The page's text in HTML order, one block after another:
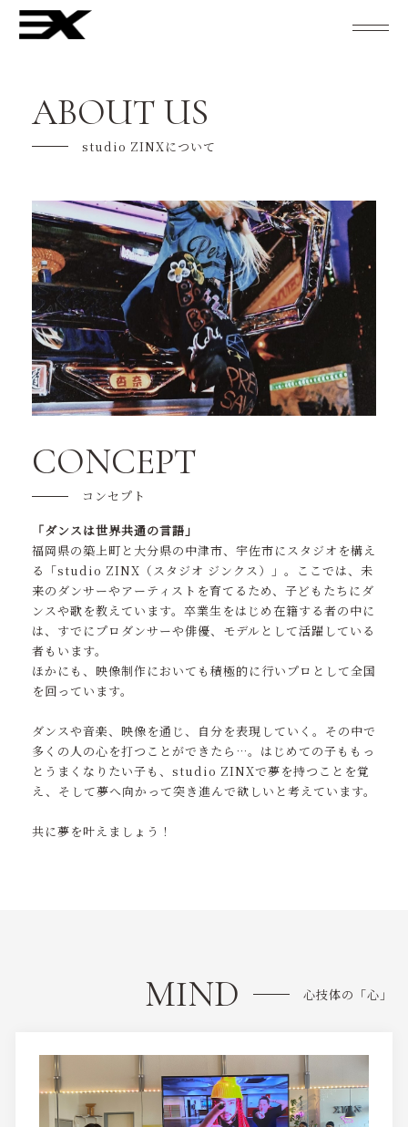
ご利用の流れ
よくあるご質問
インストラクター紹介
スケジュール
KENTO MORIとZINX
コンテンツ
お問い合わせ
tel. 0930-56-2021
受付時間 18:30～22:00
ABOUT US
studio ZINXについて
CONCEPT
コンセプト
「ダンスは世界共通の言語」
福岡県の築上町と大分県の中津市、宇佐市にスタジオを構え
る「studio ZINX（スタジオ ジンクス）」。ここでは、未
来のダンサーやアーティストを育てるため、子どもたちにダ
ンスや歌を教えています。卒業生をはじめ在籍する者の中に
は、すでにプロダンサーや俳優、モデルとして活躍している
者もいます。
ほかにも、映像制作においても積極的に行いプロとして全国
を回っています。
ダンスや音楽、映像を通じ、自分を表現していく。その中で
多くの人の心を打つことができたら…。はじめての子ももっ
とうまくなりたい子も、studio ZINXで夢を持つことを覚
え、そして夢へ向かって突き進んで欲しいと考えています。
共に夢を叶えましょう！
MIND 心技体の「心」